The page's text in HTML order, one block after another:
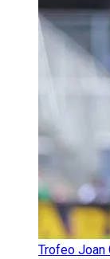
Trofeo Joan